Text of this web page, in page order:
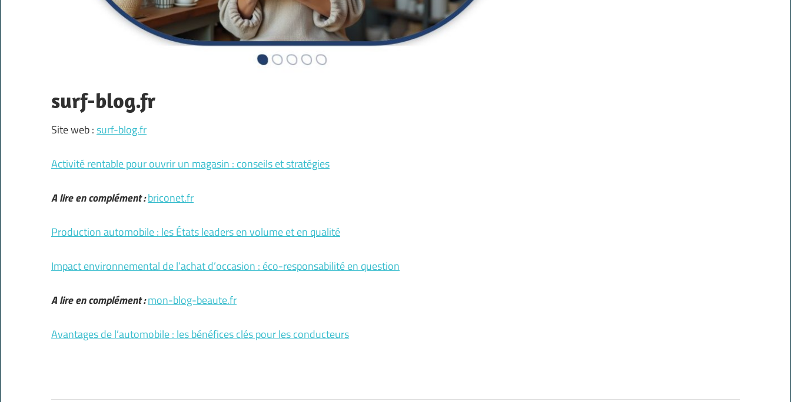
surf-blog.fr
Site web :surf-blog.fr
Activité rentable pour ouvrir un magasin : conseils et stratégies
A lire en complément :briconet.fr
Production automobile : les États leaders en volume et en qualité
Impact environnemental de l’achat d’occasion : éco-responsabilité en question
A lire en complément :mon-blog-beaute.fr
Avantages de l’automobile : les bénéfices clés pour les conducteurs